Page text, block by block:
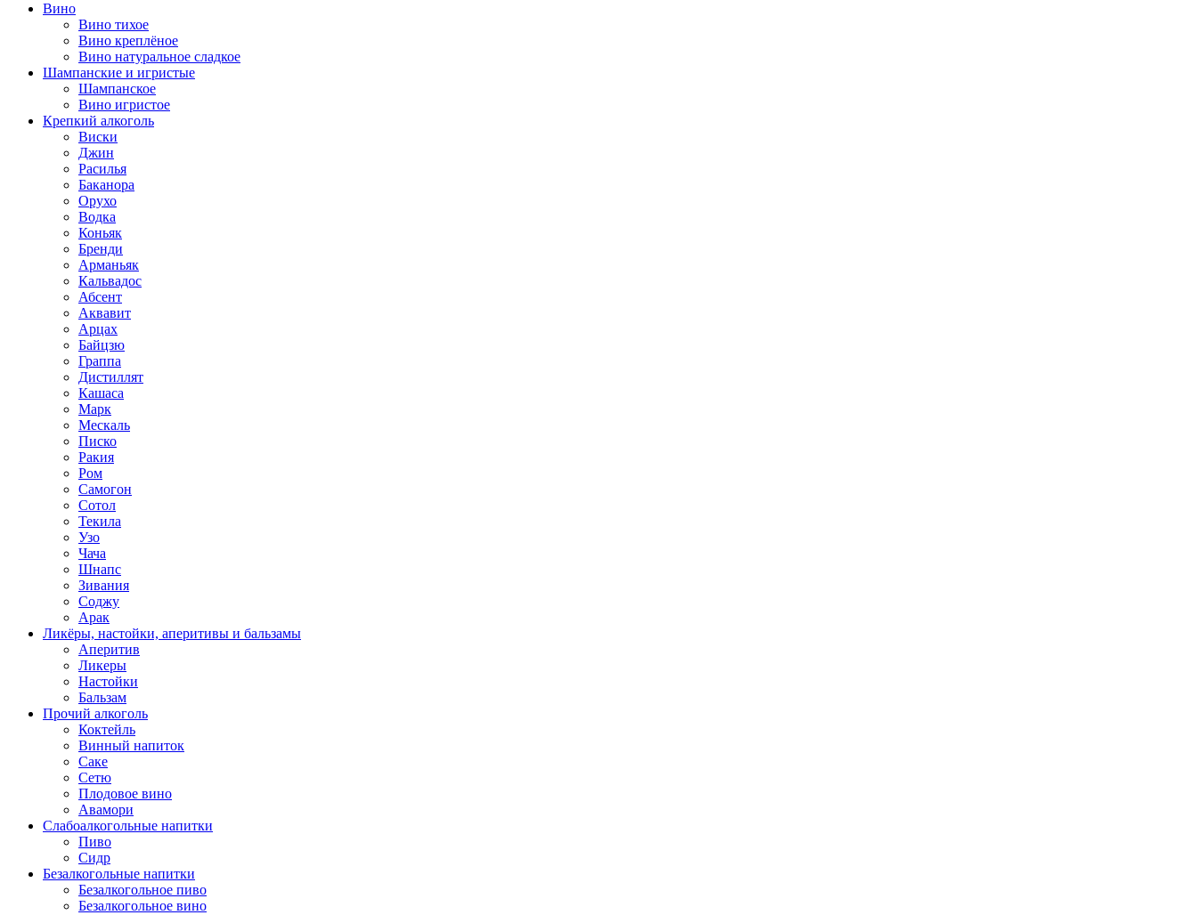
Вино
Вино тихое
Вино креплёное
Вино натуральное сладкое
Шампанские и игристые
Шампанское
Вино игристое
Крепкий алкоголь
Виски
Джин
Расилья
Баканора
Орухо
Водка
Коньяк
Бренди
Арманьяк
Кальвадос
Абсент
Аквавит
Арцах
Байцзю
Граппа
Дистиллят
Кашаса
Марк
Мескаль
Писко
Ракия
Ром
Самогон
Сотол
Текила
Узо
Чача
Шнапс
Зивания
Соджу
Арак
Ликёры, настойки, аперитивы и бальзамы
Аперитив
Ликеры
Настойки
Бальзам
Прочий алкоголь
Коктейль
Винный напиток
Саке
Сетю
Плодовое вино
Авамори
Слабоалкогольные напитки
Пиво
Сидр
Безалкогольные напитки
Безалкогольное пиво
Безалкогольное вино